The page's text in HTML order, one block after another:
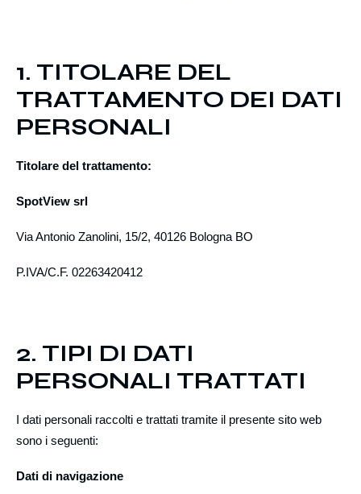
1. TITOLARE DEL
TRATTAMENTO DEI DATI
PERSONALI
Titolare del trattamento:
SpotView srl
Via Antonio Zanolini, 15/2, 40126 Bologna BO
P.IVA/C.F. 02263420412
2. TIPI DI DATI
PERSONALI TRATTATI
I dati personali raccolti e trattati tramite il presente sito web
sono i seguenti:
Dati di navigazione